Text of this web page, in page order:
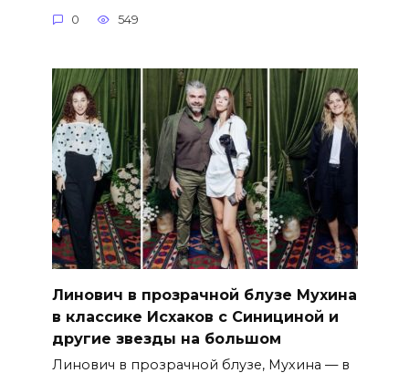
0 549
Линович в прозрачной блузе Мухина
в классике Исхаков с Синициной и
другие звезды на большом
Линович в прозрачной блузе, Мухина — в